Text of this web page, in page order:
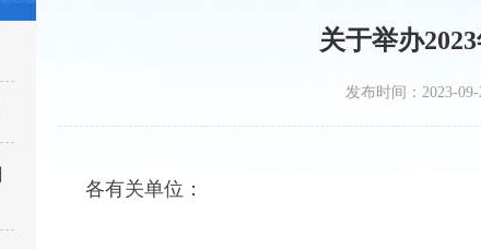
关于举办
发布时间：2023-
各有关单位：